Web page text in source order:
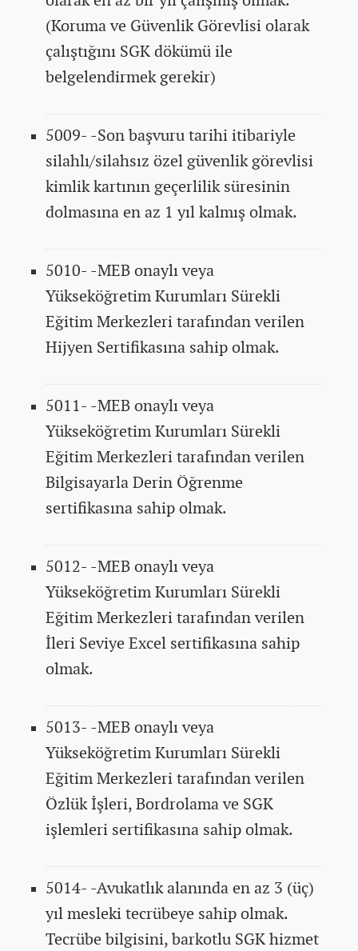
(Koruma ve Güvenlik Görevlisi olarak
çalıştığını SGK dökümü ile
belgelendirmek gerekir)
5009- -Son başvuru tarihi itibariyle
silahlı/silahsız özel güvenlik görevlisi
kimlik kartının geçerlilik süresinin
dolmasına en az 1 yıl kalmış olmak.
5010- -MEB onaylı veya
Yükseköğretim Kurumları Sürekli
Eğitim Merkezleri tarafından verilen
Hijyen Sertifikasına sahip olmak.
5011- -MEB onaylı veya
Yükseköğretim Kurumları Sürekli
Eğitim Merkezleri tarafından verilen
Bilgisayarla Derin Öğrenme
sertifikasına sahip olmak.
5012- -MEB onaylı veya
Yükseköğretim Kurumları Sürekli
Eğitim Merkezleri tarafından verilen
İleri Seviye Excel sertifikasına sahip
olmak.
5013- -MEB onaylı veya
Yükseköğretim Kurumları Sürekli
Eğitim Merkezleri tarafından verilen
Özlük İşleri, Bordrolama ve SGK
işlemleri sertifikasına sahip olmak.
5014- -Avukatlık alanında en az 3 (üç)
yıl mesleki tecrübeye sahip olmak.
Tecrübe bilgisini, barkotlu SGK hizmet